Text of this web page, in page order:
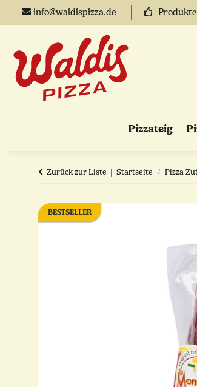
info@waldispizza.de
Pizzateig
Zurück zur Liste Startseite Pizza
BESTSELLER